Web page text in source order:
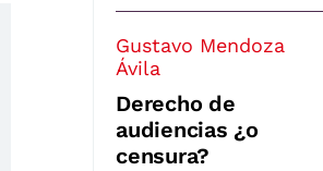
Gustavo Mendoza
Ávila
Derecho de
audiencias ¿o
censura?